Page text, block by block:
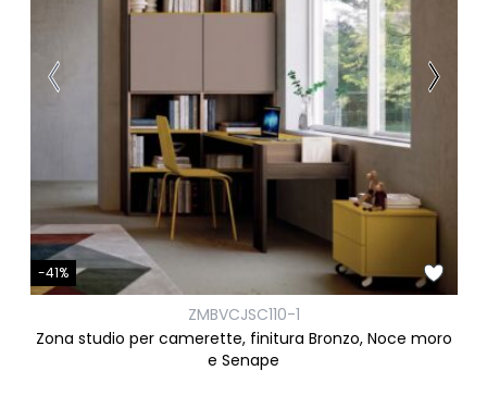
-41%
ZMBVCJSC110-1
Zona studio per camerette, finitura Bronzo, Noce moro
e Senape